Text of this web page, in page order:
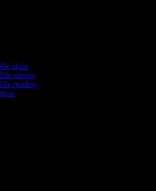
akcie
nárasty
poklesy